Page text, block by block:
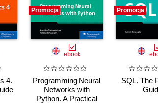
4.
Promocja
ebook
Programming Neural
Networks with
Python. A Practical
Promocja
SQL. The